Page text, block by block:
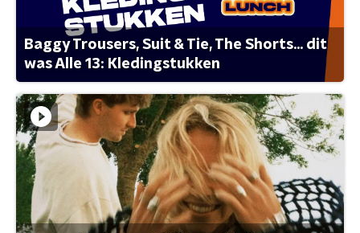
Baggy Trousers, Suit & Tie, The Shorts... dit
was Alle 13: Kledingstukken